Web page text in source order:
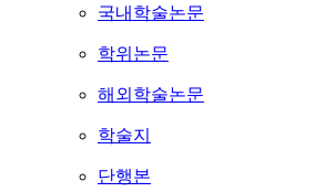
국내학술논문
학위논문
해외학술논문
학술지
단행본